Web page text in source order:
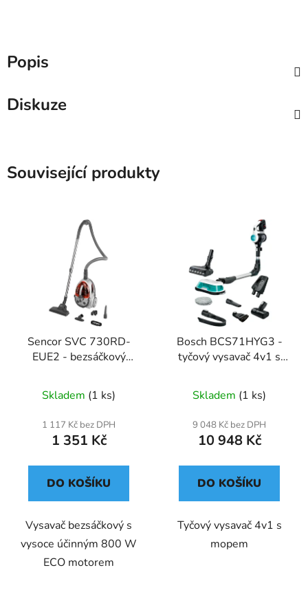
Popis
Diskuze
Související produkty
Sencor SVC 730RD-
EUE2 - bezsáčkový
hodnocení
produktu
je
z
Skladem (1 ks)
1 117 Kč bez DPH
1 351 Kč
DO KOŠÍKU
Vysavač bezsáčkový s
vysoce účinným 800 W
ECO motorem
Bosch BCS71HYG3 -
tyčový vysavač 4v1 s
Skladem (1 ks)
9 048 Kč bez DPH
10 948 Kč
DO KOŠÍKU
Tyčový vysavač 4v1 s
mopem